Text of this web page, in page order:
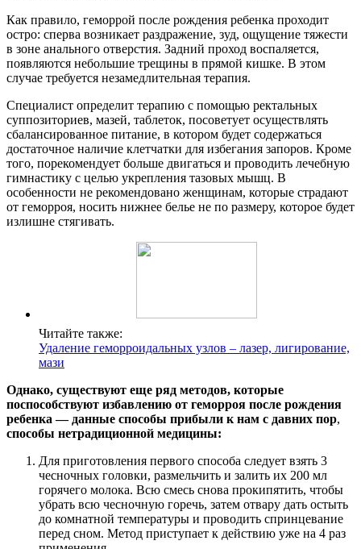
Как правило, геморрой после рождения ребенка проходит
остро: сперва возникает раздражение, зуд, ощущение тяжести
в зоне анального отверстия. Задний проход воспаляется,
появляются небольшие трещины в прямой кишке. В этом
случае требуется незамедлительная терапия.
Специалист определит терапию с помощью ректальных
суппозиториев, мазей, таблеток, посоветует осуществлять
сбалансированное питание, в котором будет содержаться
достаточное наличие клетчатки для избегания запоров. Кроме
того, порекомендует больше двигаться и проводить лечебную
гимнастику с целью укрепления тазовых мышц. В
особенности не рекомендовано женщинам, которые страдают
от геморроя, носить нижнее белье не по размеру, которое будет
излишне стягивать.
Читайте также:
Удаление геморроидальных узлов – лазер, лигирование,
мази
Однако, существуют еще ряд методов, которые
поспособствуют избавлению от геморроя после рождения
ребенка — данные способы прибыли к нам с давних пор,
способы нетрадиционной медицины:
Для приготовления первого способа следует взять 3
чесночных головки, размельчить и залить их 200 мл
горячего молока. Всю смесь снова прокипятить, чтобы
убрать всю чесночную горечь, затем отвару дать остыть
до комнатной температуры и проводить спринцевание
перед сном. Метод приступает к действию уже на 4 раз